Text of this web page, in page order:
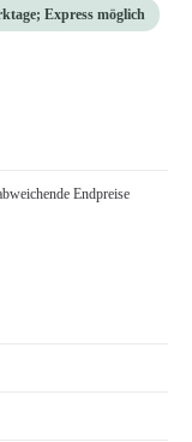
Express möglich
Endpreise